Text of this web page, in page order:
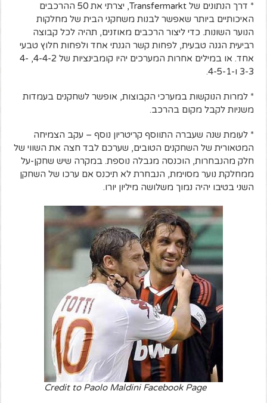
* דרך הנתונים של Transfermarkt, יצרתי את 50 ההרכבים
האיכותיים ביותר שאפשר לבנות משחקני הבית של מחלקות
הנוער השונות. כדי ליצור הרכבים מאוזנים, תהיה לכל קבוצה
רביעית הגנה טבעית, לפחות קשר הגנתי אחד ולפחות חלוץ טבעי
אחד. או במילים אחרות המערכים יהיו קומבינציות של 4-4-2, 4-
3-3 ו-4-5-1.
* למרות הנוקשות במערכי הקבוצות, אופשר לשחקנים בעמדות
משניות לקבל מקום בהרכב.
* לעומת שנה שעברה התווסף קריטריון נוסף – עקב הצמיחה
המטאורית של השחקנים הטובים, שערכם לבד חצה את השווי של
חלק מהנבחרות, הוכנסה מגבלה נוספת. במקרה שיש שחקן-על
ממחלקת נוער מסוימת, הנבחרת לא תיכנס אם ערכו של השחקן
השני בטיבו יהיה נמוך משלושה מיליון יורו.
Credit to Paolo Maldini Facebook Page